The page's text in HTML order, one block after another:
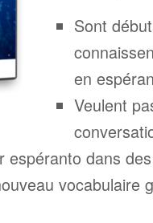
Sont
en
Veulent
espéranto dans
vocabulaire